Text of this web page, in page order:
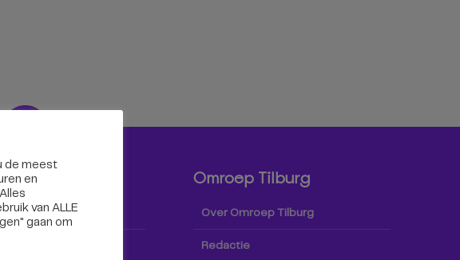
TV Omroep Tilburg
Over Omroep Tilburg
Redactie
de meest
en
van ALLE
gaan om